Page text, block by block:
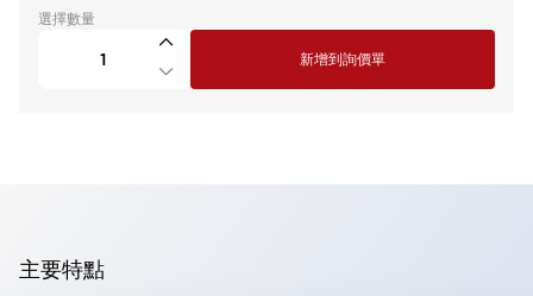
選擇數量
新增到詢價單
主要特點